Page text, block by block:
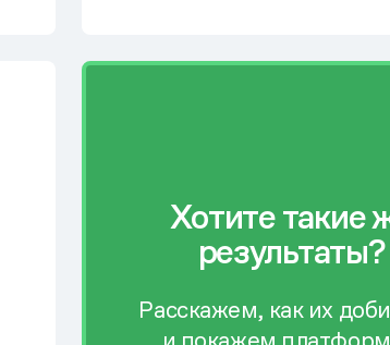
Хотите такие
результаты?
Расскажем, как их